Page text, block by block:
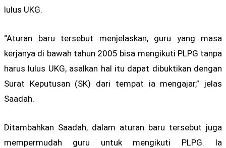
lulus UKG.
“Aturan baru tersebut menjelaskan, guru yang masa
kerjanya di bawah tahun 2005 bisa mengikuti PLPG tanpa
harus lulus UKG, asalkan hal itu dapat dibuktikan dengan
Surat Keputusan (SK) dari tempat ia mengajar,” jelas
Saadah.
Ditambahkan Saadah, dalam aturan baru tersebut juga
mempermudah guru untuk mengikuti PLPG. Ia